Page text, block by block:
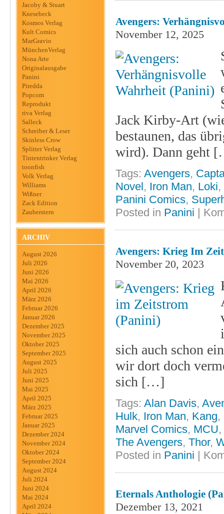
Jacoby & Stuart
Knesebeck
Kosmos Verlag
Kult Comics
MarGravio
MünchenVerlag
Nona Arte
Originalausgabe
Panini
Piredda
Popcom
Reprodukt
riva Verlag
Salleck
Schreiber & Leser
Skinless Crow
Splitter Verlag
Tintentrinker Verlag
toonfish
Volk Verlag
Williams
Wißner
Zack Edition
Zauberstern
ARCHIV
August 2026
Juli 2026
Juni 2026
Mai 2026
April 2026
März 2026
Februar 2026
Januar 2026
Dezember 2025
November 2025
Oktober 2025
September 2025
August 2025
Juli 2025
Juni 2025
Mai 2025
April 2025
März 2025
Februar 2025
Januar 2025
Dezember 2024
November 2024
Oktober 2024
September 2024
August 2024
Juli 2024
Juni 2024
Mai 2024
April 2024
Avengers:
November 12, 2025
Jack Kirby-Art
bestaunen, das
wird). Dann geht
Tags: Avengers,
Novel, Iron Man, Loki,
Panini Comics,
Posted in Panini |
Avengers: Krieg Im
November 20, 2023
sich auch schon
wir dort doch
sich […]
Tags: Alan Davis,
Hulk, Iron Man, Kang,
Marvel Comics, MCU,
The Avengers, Thor,
Posted in Panini |
Eternals Anthologie
Dezember 13, 2021